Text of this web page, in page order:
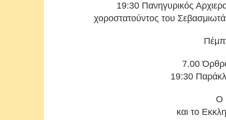
19:30 Πανηγυρικός
χοροστατούντος του
7.00
19:30
Ο
και το